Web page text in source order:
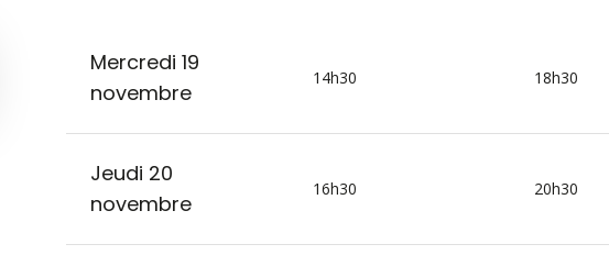
Mercredi 19
novembre
14h30 18h30
Jeudi 20
novembre
16h30 20h30